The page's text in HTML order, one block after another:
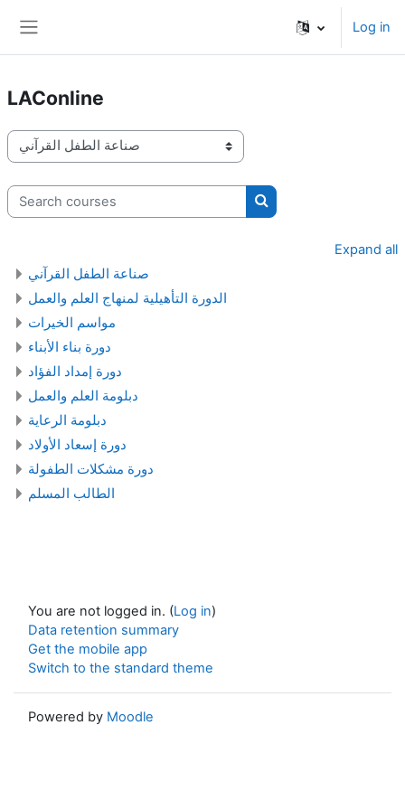
Log in
LAConline
Course categories
Search courses
Search courses
Expand all
صناعة الطفل القرآني
الدورة التأهيلية لمنهاج العلم والعمل
مواسم الخيرات
دورة بناء الأبناء
دورة إمداد الفؤاد
دبلومة العلم والعمل
دبلومة الرعاية
دورة إسعاد الأولاد
دورة مشكلات الطفولة
الطالب المسلم
You are not logged in. (Log in)
Data retention summary
Get the mobile app
Switch to the standard theme
Powered by Moodle